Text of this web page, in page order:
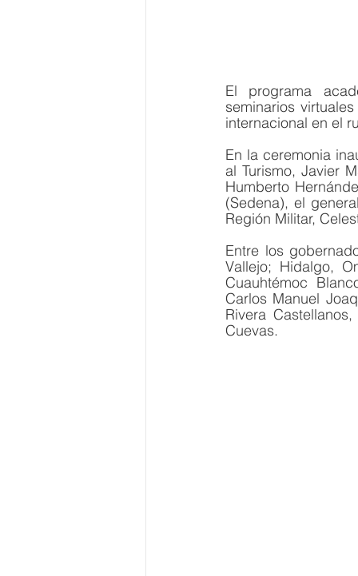
El programa
seminarios
internacional en el
En la ceremonia
al Turismo, Javier
Humberto
(Sedena), el
Región Militar,
Entre los
Vallejo; Hidalgo,
Cuauhtémoc
Carlos Manuel
Rivera
Cuevas.